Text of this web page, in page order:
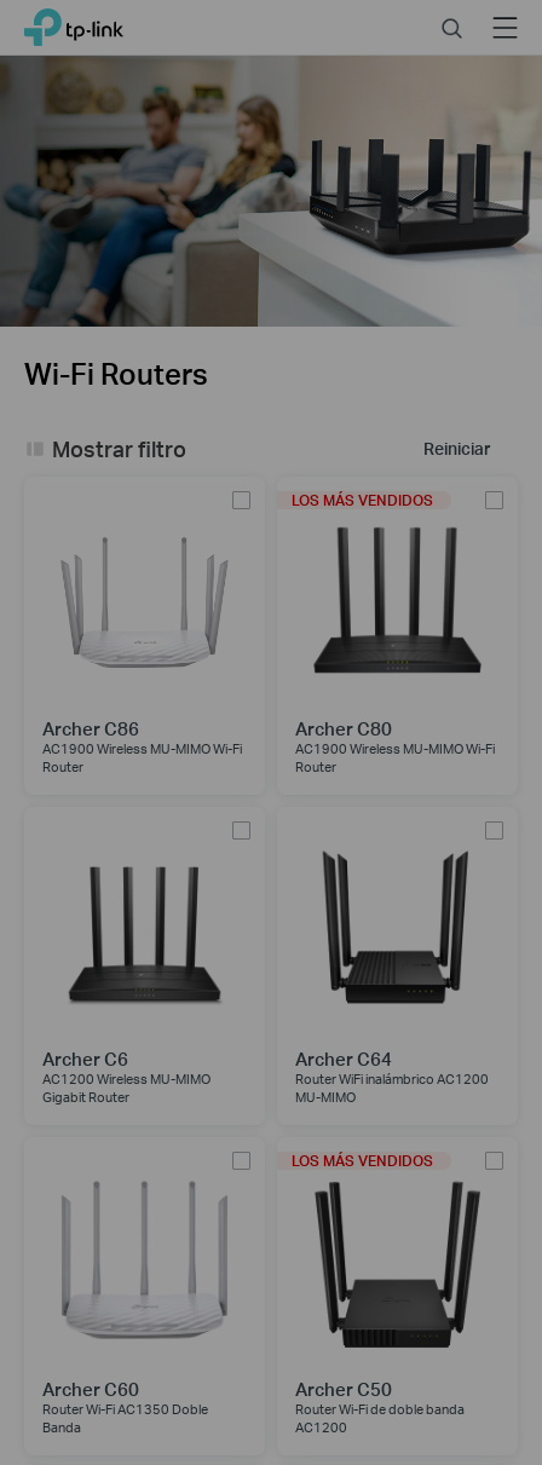
Click
skip
navigation
TP-Link, Reliably Smart SearchMenu
Wi-Fi Routers
Reiniciar
Mostrar filtro
Archer C86
AC1900 Wireless MU-MIMO Wi-Fi
Router
LOS MÁS VENDIDOS
Archer C80
AC1900 Wireless MU-MIMO Wi-Fi
Router
Archer C6
AC1200 Wireless MU-MIMO
Gigabit Router
Archer C64
Router WiFi inalámbrico AC1200
MU-MIMO
Archer C60
Router Wi-Fi AC1350 Doble
Banda
LOS MÁS VENDIDOS
Archer C50
Router Wi-Fi de doble banda
AC1200